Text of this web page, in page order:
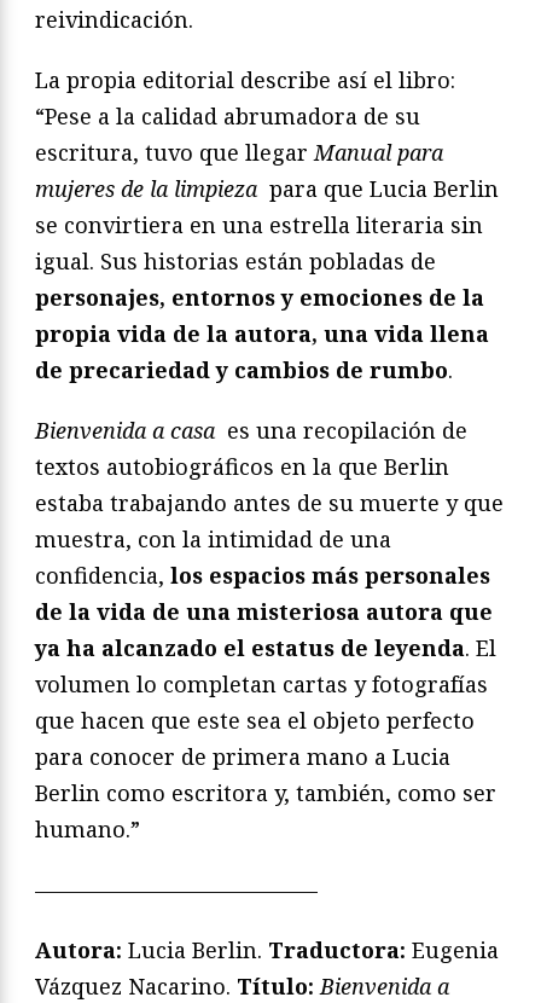
reivindicación.
La propia editorial describe así el libro:
“Pese a la calidad abrumadora de su
escritura, tuvo que llegarManual para
mujeres de la limpieza para que Lucia Berlin
se convirtiera en una estrella literaria sin
igual. Sus historias están pobladas de
personajes, entornos y emociones de la
propia vida de la autora, una vida llena
de precariedad y cambios de rumbo.
Bienvenida a casa es una recopilación de
textos autobiográficos en la que Berlin
estaba trabajando antes de su muerte y que
muestra, con la intimidad de una
confidencia, los espacios más personales
de la vida de una misteriosa autora que
ya ha alcanzado el estatus de leyenda. El
volumen lo completan cartas y fotografías
que hacen que este sea el objeto perfecto
para conocer de primera mano a Lucia
Berlin como escritora y, también, como ser
humano.”
—————————————
Autora: Lucia Berlin. Traductora: Eugenia
Vázquez Nacarino. Título:Bienvenida a